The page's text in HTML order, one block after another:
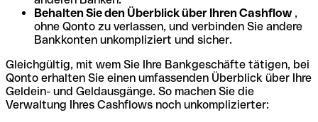
Behalten Sie den Überblick über Ihren Cashflow ,
ohne Qonto zu verlassen, und verbinden Sie andere
Bankkonten unkompliziert und sicher.
Gleichgültig, mit wem Sie Ihre Bankgeschäfte tätigen, bei
Qonto erhalten Sie einen umfassenden Überblick über Ihre
Geldein- und Geldausgänge. So machen Sie die
Verwaltung Ihres Cashflows noch unkomplizierter: